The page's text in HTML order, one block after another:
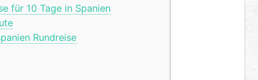
für 10 Tage in Spanien
Rundreise